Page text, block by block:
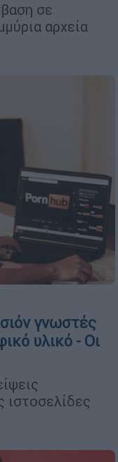
σε
αρχεία
γνωστές
υλικό - Οι
ιστοσελίδες